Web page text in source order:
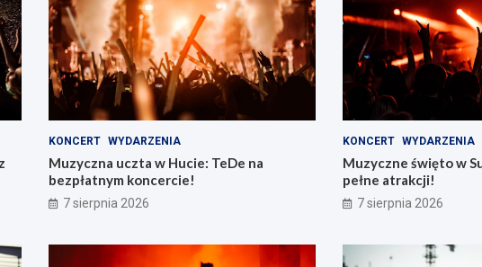
KONCERT WYDARZENIA
Muzyczna uczta w Hucie: TeDe na
bezpłatnym koncercie!
7 sierpnia 2026
KONCERT WYDARZENIA
Muzyczne święto w
pełne atrakcji!
7 sierpnia 2026